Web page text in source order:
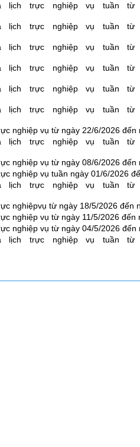
lịch trực nghiệp vụ tuần từ
lịch trực nghiệp vụ tuần từ
lịch trực nghiệp vụ tuần từ
lịch trực nghiệp vụ tuần từ
lịch trực nghiệp vụ tuần từ
lịch trực nghiệp vụ tuần từ
nghiệp vụ từ ngày 22/6/2026
lịch trực nghiệp vụ tuần từ
nghiệp vụ từ ngày 08/6/2026
nghiệp vụ tuần ngày 01/6/2026
lịch trực nghiệp vụ tuần từ
nghiệpvụ từ ngày 18/5/2026 đến
nghiệp vụ từ ngày 11/5/2026
nghiệp vụ từ ngày 04/5/2026
lịch trực nghiệp vụ tuần từ